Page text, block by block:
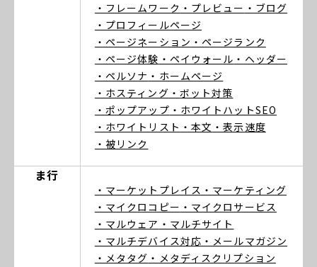
・フレームワーク ・プレビュー ・ブログ
・プロフィールページ
・ページネーション ・ページランク
・ページ体験 ・ペイウォール ・ヘッダー
・ペルソナ ・ホームページ
・ホスティング ・ボット対策
・ポップアップ ・ホワイトハットSEO
・ホワイトリスト ・本文 ・表示速度
・被リンク
ま行
・マーケットプレイス ・マーケティング
・マイクロコピー ・マイクロサービス
・マルウェア ・マルチサイト
・マルチデバイス対応 ・メールマガジン
・メタタグ ・メタディスクリプション